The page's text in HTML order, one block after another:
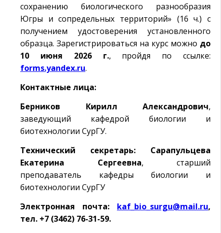
сохранению биологического разнообразия
Югры и сопредельных территорий» (16 ч.) с
получением удостоверения установленного
образца. Зарегистрироваться на курс можно до
10 июня 2026 г., пройдя по ссылке:
forms.yandex.ru.
Контактные лица:
Берников Кирилл Александрович,
заведующий кафедрой биологии и
биотехнологии СурГУ.
Технический секретарь: Сарапульцева
Екатерина Сергеевна, старший
преподаватель кафедры биологии и
биотехнологии СурГУ
Электронная почта: kaf_bio_surgu@mail.ru,
тел. +7 (3462) 76-31-59.